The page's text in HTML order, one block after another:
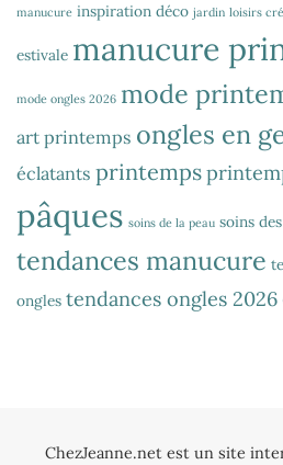
manucure inspiration déco jardin loisirs
estivale manucure
mode ongles 2026 mode
art printemps ongles en
éclatants printemps
pâques soins de la peau soins
tendances manucure
ongles tendances ongles 2026
ChezJeanne.net est un site